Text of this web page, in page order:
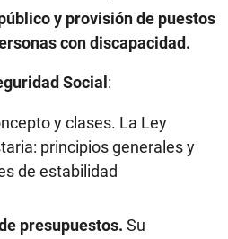
y provisión de puestos
con discapacidad.
Social :
y clases. La Ley
principios generales y
de estabilidad
presupuestos. Su